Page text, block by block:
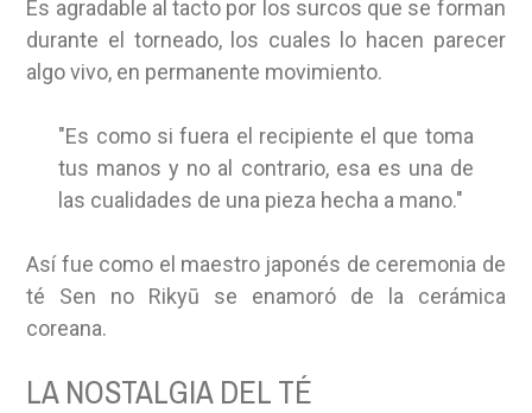
Es agradable al tacto por los surcos que se forman
durante el torneado, los cuales lo hacen parecer
algo vivo, en permanente movimiento.
"Es como si fuera el recipiente el que toma
tus manos y no al contrario, esa es una de
las cualidades de una pieza hecha a mano."
Así fue como el maestro japonés de ceremonia de
té Sen no Rikyū se enamoró de la cerámica
coreana.
LA NOSTALGIA DEL TÉ